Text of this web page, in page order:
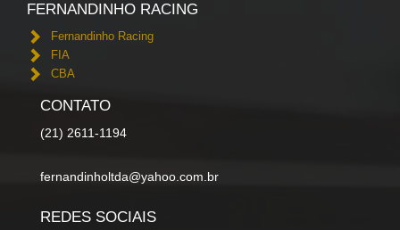
FERNANDINHO RACING
Fernandinho Racing
FIA
CBA
CONTATO
(21) 2611-1194
fernandinholtda@yahoo.com.br
REDES SOCIAIS